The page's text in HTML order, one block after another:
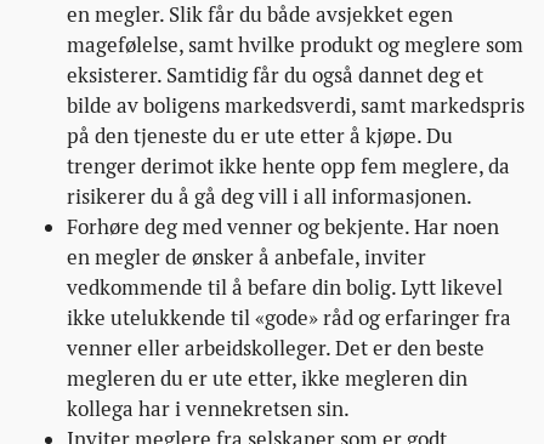
en megler. Slik får du både avsjekket egen
magefølelse, samt hvilke produkt og meglere som
eksisterer. Samtidig får du også dannet deg et
bilde av boligens markedsverdi, samt markedspris
på den tjeneste du er ute etter å kjøpe. Du
trenger derimot ikke hente opp fem meglere, da
risikerer du å gå deg vill i all informasjonen.
Forhøre deg med venner og bekjente. Har noen
en megler de ønsker å anbefale, inviter
vedkommende til å befare din bolig. Lytt likevel
ikke utelukkende til «gode» råd og erfaringer fra
venner eller arbeidskolleger. Det er den beste
megleren du er ute etter, ikke megleren din
kollega har i vennekretsen sin.